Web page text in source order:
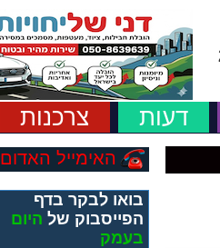
דעות צרכנות
האימייל האדום
בואו לבקר בדף
הפייסבוק של היום
בעמק